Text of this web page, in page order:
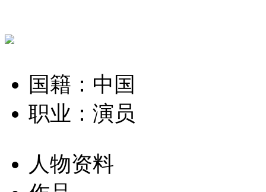
国籍：中国
职业：演员
人物资料